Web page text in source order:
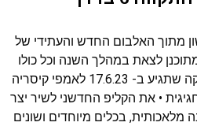
מתוך האלבום החדש והעתידי של
שמתוכנן לצאת במהלך השנה וכל כולו
חלק מציון חגיגות ה- 20 ללהקה שתגיע ב- 17.6.23 לאמפי קיסריה
• את הקליפ החדשני לשיר יצר
בכלים מיוחדים ושונים